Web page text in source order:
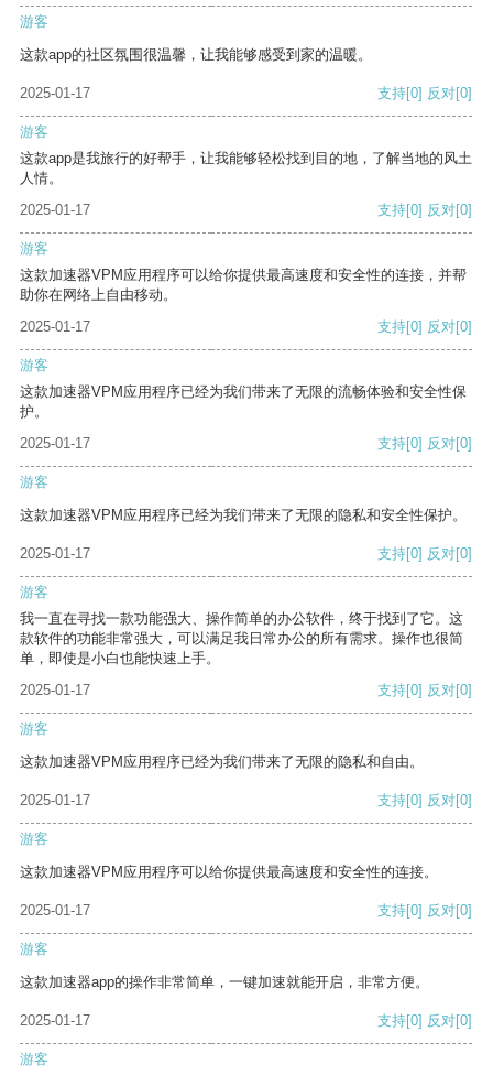
游客
这款app的社区氛围很温馨，让我能够感受到家的温暖。
2025-01-17 支持[0] 反对[0]
游客
这款app是我旅行的好帮手，让我能够轻松找到目的地，了解当地的风土
人情。
2025-01-17
支持[0] 反对[0]
游客
这款加速器VPM应用程序可以给你提供最高速度和安全性的连接，并帮
助你在网络上自由移动。
2025-01-17
支持[0] 反对[0]
游客
这款加速器VPM应用程序已经为我们带来了无限的流畅体验和安全性保
护。
2025-01-17
支持[0] 反对[0]
游客
这款加速器VPM应用程序已经为我们带来了无限的隐私和安全性保护。
2025-01-17 支持[0] 反对[0]
游客
我一直在寻找一款功能强大、操作简单的办公软件，终于找到了它。这
款软件的功能非常强大，可以满足我日常办公的所有需求。操作也很简
单，即使是小白也能快速上手。
2025-01-17
支持[0] 反对[0]
游客
这款加速器VPM应用程序已经为我们带来了无限的隐私和自由。
2025-01-17 支持[0] 反对[0]
游客
这款加速器VPM应用程序可以给你提供最高速度和安全性的连接。
2025-01-17 支持[0] 反对[0]
游客
这款加速器app的操作非常简单，一键加速就能开启，非常方便。
2025-01-17 支持[0] 反对[0]
游客